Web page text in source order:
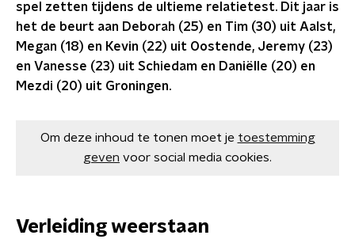
spel zetten tijdens de ultieme relatietest. Dit jaar is
het de beurt aan Deborah (25) en Tim (30) uit Aalst,
Megan (18) en Kevin (22) uit Oostende, Jeremy (23)
en Vanesse (23) uit Schiedam en Daniëlle (20) en
Mezdi (20) uit Groningen.
Om deze inhoud te tonen moet je toestemming
geven voor social media cookies.
Verleiding weerstaan